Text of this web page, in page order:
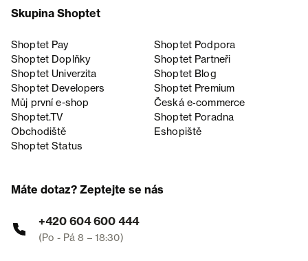
Skupina Shoptet
Shoptet Pay
Shoptet Podpora
Shoptet Doplňky
Shoptet Partneři
Shoptet Univerzita
Shoptet Blog
Shoptet Developers
Shoptet Premium
Můj první e-shop
Česká e‑commerce
Shoptet.TV
Shoptet Poradna
Obchodiště
Eshopiště
Shoptet Status
Máte dotaz? Zeptejte se nás
+420 604 600 444
(Po - Pá 8 – 18:30)